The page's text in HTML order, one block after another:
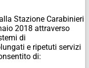
Stazione Carabinieri
2018 attraverso
di
e ripetuti servizi
di: